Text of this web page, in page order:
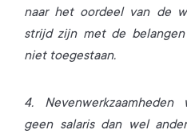
naar het oordeel van de
strijd zijn met de
niet toegestaan.
4.
geen salaris dan wel